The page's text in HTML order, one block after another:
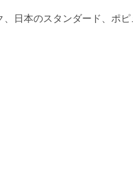
日本のスタンダード、ポ